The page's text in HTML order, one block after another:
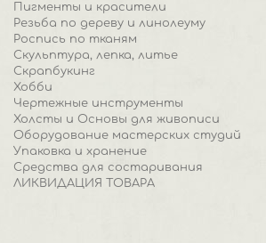
Пигменты и красители
Резьба по дереву и линолеуму
Роспись по тканям
Скульптура, лепка, литье
Скрапбукинг
Хобби
Чертежные инструменты
Холсты и Основы для живописи
Оборудование мастерских студий
Упаковка и хранение
Средства для состаривания
ЛИКВИДАЦИЯ ТОВАРА